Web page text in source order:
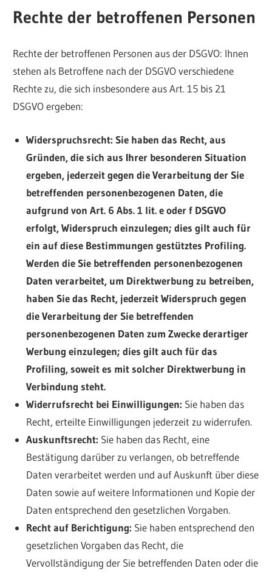
Rechte der betroffenen Personen
Rechte der betroffenen Personen aus der DSGVO: Ihnen
stehen als Betroffene nach der DSGVO verschiedene
Rechte zu, die sich insbesondere aus Art. 15 bis 21
DSGVO ergeben:
Widerspruchsrecht: Sie haben das Recht, aus
Gründen, die sich aus Ihrer besonderen Situation
ergeben, jederzeit gegen die Verarbeitung der Sie
betreffenden personenbezogenen Daten, die
aufgrund von Art. 6 Abs. 1 lit. e oder f DSGVO
erfolgt, Widerspruch einzulegen; dies gilt auch für
ein auf diese Bestimmungen gestütztes Profiling.
Werden die Sie betreffenden personenbezogenen
Daten verarbeitet, um Direktwerbung zu betreiben,
haben Sie das Recht, jederzeit Widerspruch gegen
die Verarbeitung der Sie betreffenden
personenbezogenen Daten zum Zwecke derartiger
Werbung einzulegen; dies gilt auch für das
Profiling, soweit es mit solcher Direktwerbung in
Verbindung steht.
Widerrufsrecht bei Einwilligungen: Sie haben das
Recht, erteilte Einwilligungen jederzeit zu widerrufen.
Auskunftsrecht: Sie haben das Recht, eine
Bestätigung darüber zu verlangen, ob betreffende
Daten verarbeitet werden und auf Auskunft über diese
Daten sowie auf weitere Informationen und Kopie der
Daten entsprechend den gesetzlichen Vorgaben.
Recht auf Berichtigung: Sie haben entsprechend den
gesetzlichen Vorgaben das Recht, die
Vervollständigung der Sie betreffenden Daten oder die